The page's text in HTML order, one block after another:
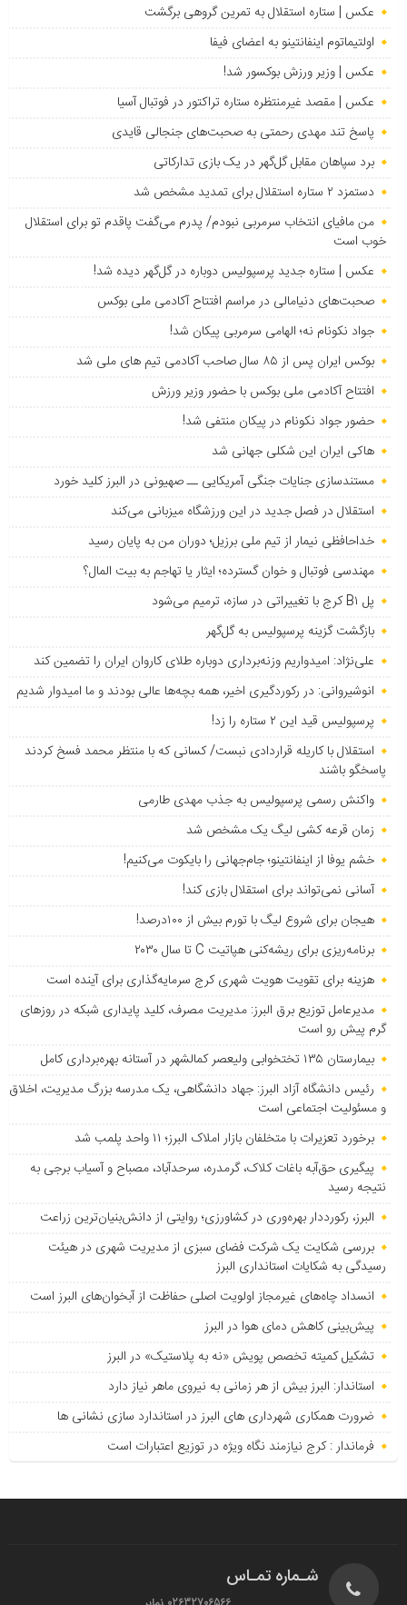
عکس | ستاره استقلال به تمرین گروهی برگشت
اولتیماتوم اینفانتینو به اعضای فیفا
عکس | وزیر ورزش بوکسور شد!
عکس | مقصد غیرمنتظره ستاره تراکتور در فوتبال آسیا
پاسخ تند مهدی رحمتی به صحبت‌های جنجالی قایدی
برد سپاهان مقابل گل‌گهر در یک بازی تدارکاتی
دستمزد ۲ ستاره استقلال برای تمدید مشخص شد
من مافیای انتخاب سرمربی نبودم/ پدرم می‌گفت پاقدم تو برای استقلال
خوب است
عکس | ستاره جدید پرسپولیس دوباره در گل‌گهر دیده شد!
صحبت‌های دنیامالی در مراسم افتتاح آکادمی ملی بوکس
جواد نکونام نه؛ الهامی سرمربی پیکان شد!
بوکس ایران پس از ۸۵ سال صاحب آکادمی تیم های ملی شد
افتتاح آکادمی ملی بوکس با حضور وزیر ورزش
حضور جواد نکونام در پیکان منتفی شد!
هاکی ایران این شکلی جهانی شد
مستندسازی جنایات جنگی آمریکایی ــ صهیونی در البرز کلید خورد
استقلال در فصل جدید در این ورزشگاه میزبانی می‌کند
خداحافظی نیمار از تیم ملی برزیل؛ دوران من به پایان رسید
مهندسی فوتبال و خوان گسترده؛ ایثار یا تهاجم به بیت المال؟
پل B۱ کرج با تغییراتی در سازه، ترمیم می‌شود
بازگشت گزینه پرسپولیس به ‌گل‌گهر
علی‌نژاد: امیدواریم وزنه‌برداری دوباره طلای کاروان ایران را تضمین کند
انوشیروانی: در رکوردگیری اخیر، همه بچه‌ها عالی بودند و ما امیدوار شدیم
پرسپولیس قید این ۲ ستاره را زد!
استقلال با کاریله قراردادی نبست/ کسانی که با منتظر محمد فسخ کردند
پاسخگو باشند
واکنش رسمی پرسپولیس به جذب مهدی طارمی
زمان قرعه کشی لیگ یک مشخص شد
خشم یوفا از اینفانتینو؛ جام‌جهانی را بایکوت می‌کنیم!
آسانی نمی‌تواند برای استقلال بازی کند!
هیجان برای شروع لیگ با تورم بیش از ۱۰۰درصد!
برنامه‌ریزی برای ریشه‌کنی هپاتیت C تا سال ۲۰۳۰
هزینه برای تقویت هویت شهری کرج سرمایه‌گذاری برای آینده است
مدیرعامل توزیع برق البرز: مدیریت مصرف، کلید پایداری شبکه در روزهای
گرم پیش رو است
بیمارستان ۱۳۵ تختخوابی ولیعصر کمالشهر در آستانه بهره‌برداری کامل
رئیس دانشگاه آزاد البرز: جهاد دانشگاهی، یک مدرسه بزرگ مدیریت، اخلاق
و مسئولیت اجتماعی است
برخورد تعزیرات با متخلفان بازار املاک البرز؛ ۱۱ واحد پلمب شد
پیگیری حق‌آبه باغات کلاک، گرمدره، سرحدآباد، مصباح و آسیاب برجی به
نتیجه رسید
البرز، رکورددار بهره‌وری در کشاورزی؛ روایتی از دانش‌بنیان‌ترین زراعت
بررسی شکایت یک شرکت فضای سبزی از مدیریت شهری در هیئت
رسیدگی به شکایات استانداری البرز
انسداد چاه‌های غیرمجاز اولویت اصلی حفاظت از آبخوان‌های البرز است
پیش‌بینی کاهش دمای هوا در البرز
تشکیل کمیته تخصص پویش «نه به پلاستیک» در البرز
استاندار: البرز بیش از هر زمانی به نیروی ماهر نیاز دارد
ضرورت همکاری شهرداری های البرز در استاندارد سازی نشانی ها
فرماندار : کرج نیازمند نگاه ویژه در توزیع اعتبارات است
شـماره تمـاس